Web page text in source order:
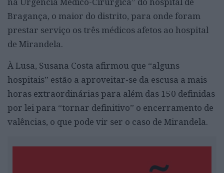
Bragança, o maior do distrito, para onde foram
prestar serviço os três médicos afetos ao hospital
de Mirandela.
À Lusa, Susana Costa afirmou que “alguns
hospitais” estão a aproveitar-se da escusa a mais
horas extraordinárias para além das 150 definidas
por lei para “tornar definitivo” o encerramento de
valências, o que pode vir ser o caso de Mirandela.